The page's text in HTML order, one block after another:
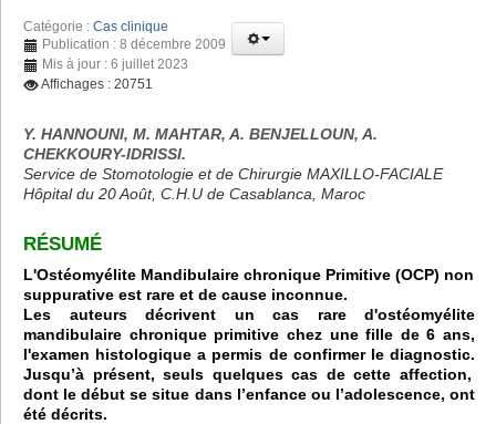
Catégorie : Cas clinique
Publication : 8 décembre 2009
Mis à jour : 6 juillet 2023
Affichages : 20751
Y. HANNOUNI, M. MAHTAR, A. BENJELLOUN, A.
CHEKKOURY-IDRISSI.
Service de Stomotologie et de Chirurgie MAXILLO-FACIALE
Hôpital du 20 Août, C.H.U de Casablanca, Maroc
RÉSUMÉ
L'Ostéomyélite Mandibulaire chronique Primitive (OCP) non
suppurative est rare et de cause inconnue.
Les auteurs décrivent un cas rare d'ostéomyélite
mandibulaire chronique primitive chez une fille de 6 ans,
l'examen histologique a permis de confirmer le diagnostic.
Jusqu’à présent, seuls quelques cas de cette affection,
dont le début se situe dans l’enfance ou l’adolescence, ont
été décrits.